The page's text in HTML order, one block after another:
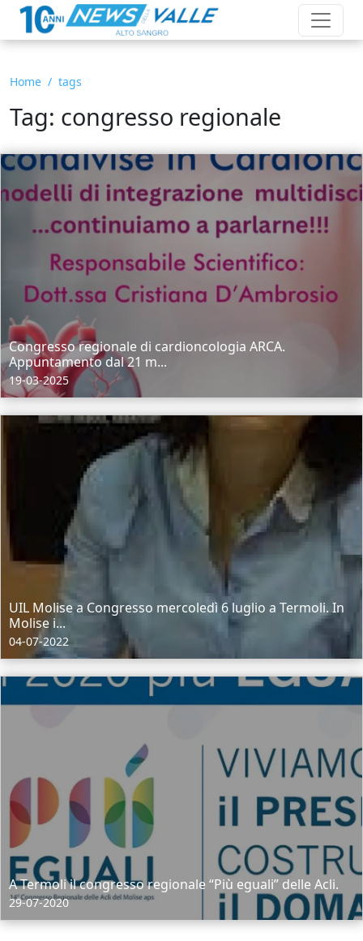
Home tags
Tag: congresso regionale
Congresso regionale di cardioncologia ARCA.
Appuntamento dal 21 m...
19-03-2025
UIL Molise a Congresso mercoledì 6 luglio a Termoli. In
Molise i...
04-07-2022
A Termoli il congresso regionale “Più eguali” delle Acli.
29-07-2020